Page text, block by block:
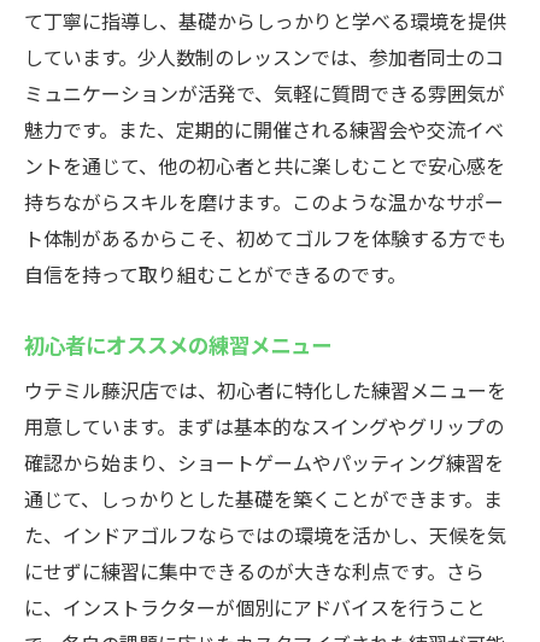
て丁寧に指導し、基礎からしっかりと学べる環境を提供
しています。少人数制のレッスンでは、参加者同士のコ
ミュニケーションが活発で、気軽に質問できる雰囲気が
魅力です。また、定期的に開催される練習会や交流イベ
ントを通じて、他の初心者と共に楽しむことで安心感を
持ちながらスキルを磨けます。このような温かなサポー
ト体制があるからこそ、初めてゴルフを体験する方でも
自信を持って取り組むことができるのです。
初心者にオススメの練習メニュー
ウテミル藤沢店では、初心者に特化した練習メニューを
用意しています。まずは基本的なスイングやグリップの
確認から始まり、ショートゲームやパッティング練習を
通じて、しっかりとした基礎を築くことができます。ま
た、インドアゴルフならではの環境を活かし、天候を気
にせずに練習に集中できるのが大きな利点です。さら
に、インストラクターが個別にアドバイスを行うこと